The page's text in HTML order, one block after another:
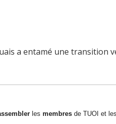
a entamé une transition
les membres de TUOI et les